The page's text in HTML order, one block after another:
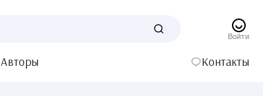
Войти
Авторы Контакты